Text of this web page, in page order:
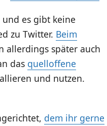
es gibt keine
zu Twitter. Beim
allerdings später auch
das quelloffene
und nutzen.
dem ihr gerne